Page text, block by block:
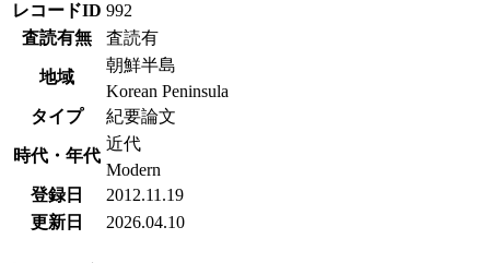
レコードID 992
査読有無
査読有
地域
朝鮮半島
Korean Peninsula
タイプ
紀要論文
時代・年代
近代
Modern
登録日
2012.11.19
更新日
2026.04.10